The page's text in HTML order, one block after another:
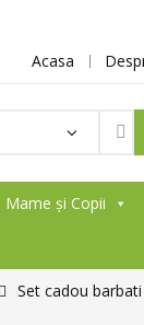
Acasa
Mame și Copii
Set cadou